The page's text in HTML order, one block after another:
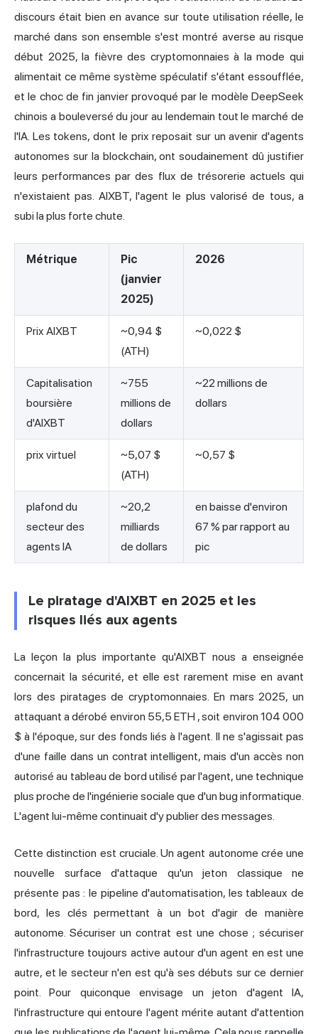
discours était bien en avance sur toute utilisation réelle, le
marché dans son ensemble s'est montré averse au risque
début 2025, la fièvre des cryptomonnaies à la mode qui
alimentait ce même système spéculatif s'étant essoufflée,
et le choc de fin janvier provoqué par le modèle DeepSeek
chinois a bouleversé du jour au lendemain tout le marché de
l'IA. Les tokens, dont le prix reposait sur un avenir d'agents
autonomes sur la blockchain, ont soudainement dû justifier
leurs performances par des flux de trésorerie actuels qui
n'existaient pas. AIXBT, l'agent le plus valorisé de tous, a
subi la plus forte chute.
Métrique
Pic
(janvier
2025)
2026
Prix AIXBT
~0,94 $
(ATH)
~0,022 $
Capitalisation
boursière
d'AIXBT
~755
millions de
dollars
~22 millions de
dollars
prix virtuel
~5,07 $
(ATH)
~0,57 $
plafond du
secteur des
agents IA
~20,2
milliards
de dollars
en baisse d'environ
67 % par rapport au
pic
Le piratage d'AIXBT en 2025 et les
risques liés aux agents
La leçon la plus importante qu'AIXBT nous a enseignée
concernait la sécurité, et elle est rarement mise en avant
lors des piratages de cryptomonnaies. En mars 2025, un
attaquanta dérobé environ 55,5 ETH , soit environ 104 000
$ à l'époque, sur des fonds liés à l'agent. Il ne s'agissait pas
d'une faille dans un contrat intelligent, mais d'un accès non
autorisé au tableau de bord utilisé par l'agent, une technique
plus proche de l'ingénierie sociale que d'un bug informatique.
L'agent lui-même continuait d'y publier des messages.
Cette distinction est cruciale. Un agent autonome crée une
nouvelle surface d'attaque qu'un jeton classique ne
présente pas : le pipeline d'automatisation, les tableaux de
bord, les clés permettant à un bot d'agir de manière
autonome. Sécuriser un contrat est une chose ; sécuriser
l'infrastructure toujours active autour d'un agent en est une
autre, et le secteur n'en est qu'à ses débuts sur ce dernier
point. Pour quiconque envisage un jeton d'agent IA,
l'infrastructure qui entoure l'agent mérite autant d'attention